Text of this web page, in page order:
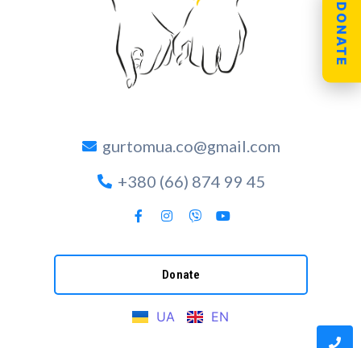
gurtomua.co@gmail.com
+380 (66) 874 99 45
Donate
UA EN
DONATE